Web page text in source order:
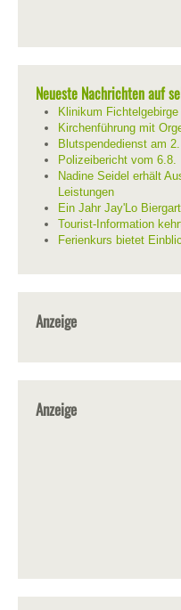
Neueste Nachrichten auf
Klinikum
Kirchenführung mit
Blutspendedienst am
Polizeibericht vom 6.8.
Nadine Seidel erhält
Leistungen
Ein Jahr Jay'Lo
Tourist-Information
Ferienkurs bietet
Anzeige
Anzeige